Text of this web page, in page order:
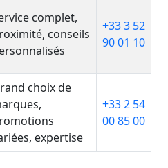
complet,
conseils
+33 3 52
90 01 10
choix de
expertise
+33 2 54
00 85 00